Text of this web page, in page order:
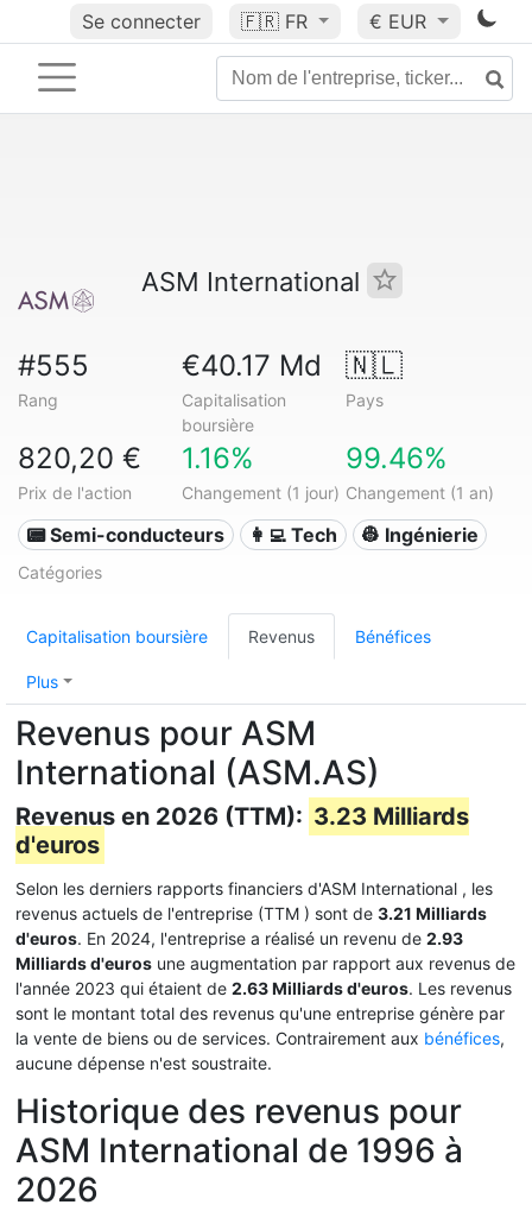
Se connecter 🇫🇷 FR € EUR
ASM International
#555
Rang
€40.17 Md
Capitalisation
boursière
🇳🇱
Pays
820,20 €
Prix de l'action
1.16%
Changement (1 jour)
99.46%
Changement (1 an)
📟 Semi-conducteurs 👩‍💻 Tech 👷 Ingénierie
Catégories
Capitalisation boursière Revenus Bénéfices
Plus
Revenus pour ASM
International (ASM.AS)
Revenus en 2026 (TTM): 3.23 Milliards
d'euros
Selon les derniers rapports financiers d'ASM International , les
revenus actuels de l'entreprise (TTM ) sont de 3.21 Milliards
d'euros. En 2024, l'entreprise a réalisé un revenu de 2.93
Milliards d'euros une augmentation par rapport aux revenus de
l'année 2023 qui étaient de 2.63 Milliards d'euros. Les revenus
sont le montant total des revenus qu'une entreprise génère par
la vente de biens ou de services. Contrairement aux bénéfices,
aucune dépense n'est soustraite.
Historique des revenus pour
ASM International de 1996 à
2026